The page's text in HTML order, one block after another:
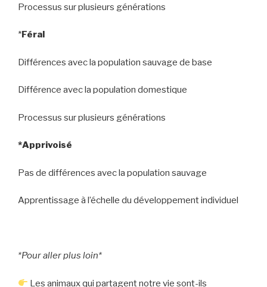
Processus sur plusieurs générations
*Féral
Différences avec la population sauvage de base
Différence avec la population domestique
Processus sur plusieurs générations
*Apprivoisé
Pas de différences avec la population sauvage
Apprentissage à l’échelle du développement individuel
*Pour aller plus loin*
Les animaux qui partagent notre vie sont-ils